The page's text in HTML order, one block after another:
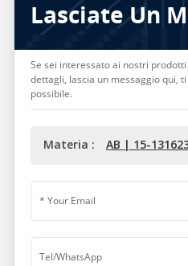
Lasciate Un
Se sei interessato ai nostri
dettagli, lascia un messaggio qui,
possibile.
Materia : AB | 15-